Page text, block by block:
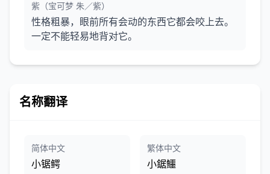
紫（宝可梦 朱／紫）
性格粗暴，眼前所有会动的东西它都会咬上去。
一定不能轻易地背对它。
名称翻译
简体中文
小锯鳄
繁体中文
小鋸鱷